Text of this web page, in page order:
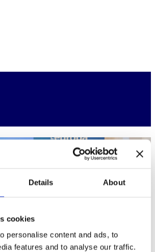
Details About
cookies
personalise content and ads, to
features and to analyse our traffic.